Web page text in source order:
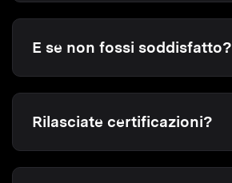
E se non fossi soddisfatto?
Rilasciate certificazioni?